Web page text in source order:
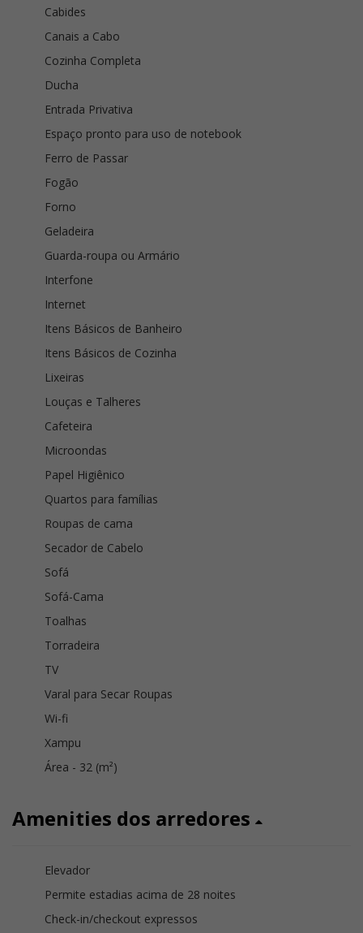
Cabides
Canais a Cabo
Cozinha Completa
Ducha
Entrada Privativa
Espaço pronto para uso de notebook
Ferro de Passar
Fogão
Forno
Geladeira
Guarda-roupa ou Armário
Interfone
Internet
Itens Básicos de Banheiro
Itens Básicos de Cozinha
Lixeiras
Louças e Talheres
Cafeteira
Microondas
Papel Higiênico
Quartos para famílias
Roupas de cama
Secador de Cabelo
Sofá
Sofá-Cama
Toalhas
Torradeira
TV
Varal para Secar Roupas
Wi-fi
Xampu
Área - 32 (m²)
Amenities dos arredores
Elevador
Permite estadias acima de 28 noites
Check-in/checkout expressos